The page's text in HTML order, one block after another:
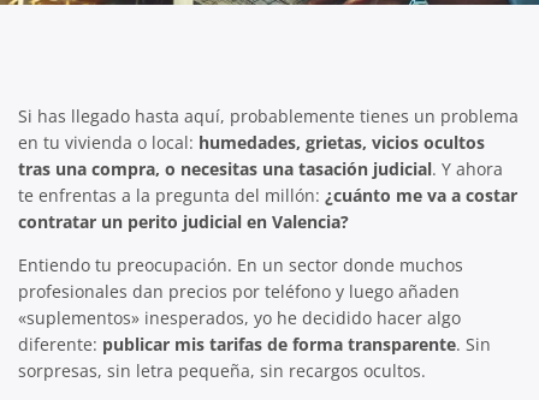
Si has llegado hasta aquí, probablemente tienes un problema
en tu vivienda o local: humedades, grietas, vicios ocultos
tras una compra, o necesitas una tasación judicial. Y ahora
te enfrentas a la pregunta del millón: ¿cuánto me va a costar
contratar un perito judicial en Valencia?
Entiendo tu preocupación. En un sector donde muchos
profesionales dan precios por teléfono y luego añaden
«suplementos» inesperados, yo he decidido hacer algo
diferente: publicar mis tarifas de forma transparente. Sin
sorpresas, sin letra pequeña, sin recargos ocultos.